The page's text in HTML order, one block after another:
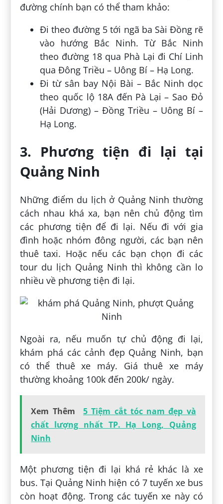
đường chính bạn có thể tham khảo:
Đi theo đường 5 tới ngã ba Sài Đồng rẽ
vào hướng Bắc Ninh. Từ Bắc Ninh
theo đường 18 qua Phà Lại đi Chí Linh
qua Đông Triều – Uông Bí – Hạ Long.
Đi từ sân bay Nội Bài – Bắc Ninh dọc
theo quốc lộ 18A đến Pà Lại – Sao Đỏ
(Hải Dương) – Đồng Triều – Uông Bí –
Hạ Long.
3. Phương tiện đi lại tại
Quảng Ninh
Những điểm du lịch ở Quảng Ninh thường
cách nhau khá xa, bạn nên chủ động tìm
các phương tiện để đi lại. Nếu đi với gia
đình hoặc nhóm đông người, các bạn nên
thuê taxi. Hoặc nếu các bạn chọn đi các
tour du lịch Quảng Ninh thì không cần lo
nhiều về phương tiện đi lại.
Ngoài ra, nếu muốn tự chủ động đi lại,
khám phá các cảnh đẹp Quảng Ninh, bạn
có thể thuê xe máy. Giá thuê xe máy
thường khoảng 100k đến 200k/ ngày.
Xem Thêm
5 Tiệm cắt tóc nam đẹp và
chất lượng nhất TP. Hạ Long, Quảng
Ninh
Một phương tiện đi lại khá rẻ khác là xe
bus. Tại Quảng Ninh hiện có 7 tuyến xe bus
còn hoạt động. Trong các tuyến xe này có